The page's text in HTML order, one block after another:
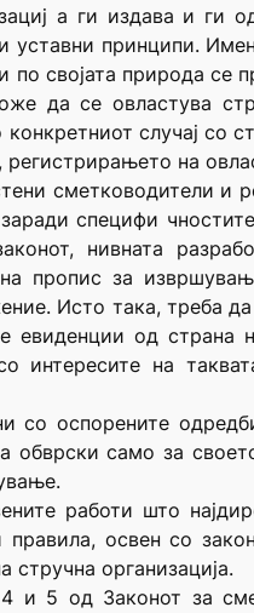
а ги издава и ги
уставни принципи.
по својата природа се
да се овластува
случај со
на
сметководители и
специфи
нивната
пропис за
Исто така, треба
од страна
на
со оспорените
само за
работи што
освен со
стручна организација.
и 5 од Законот за